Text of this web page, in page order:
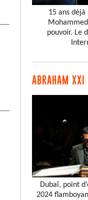
15 ans
pouvoir. Le
ABRAHAM XXI
Dubaï, point
2024